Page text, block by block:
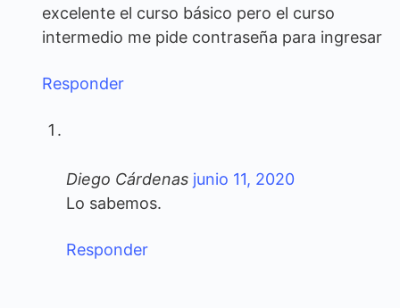
excelente el curso básico pero el curso
intermedio me pide contraseña para ingresar
Responder
Diego Cárdenas junio 11, 2020
Lo sabemos.
Responder